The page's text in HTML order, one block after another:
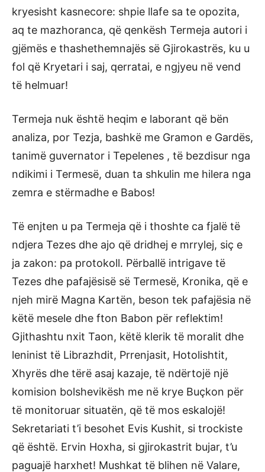
kryesisht kasnecore: shpie llafe sa te opozita,
aq te mazhoranca, që qenkësh Termeja autori i
gjëmës e thashethemnajës së Gjirokastrës, ku u
fol që Kryetari i saj, qerratai, e ngjyeu në vend
të helmuar!
Termeja nuk është heqim e laborant që bën
analiza, por Tezja, bashkë me Gramon e Gardës,
tanimë guvernator i Tepelenes , të bezdisur nga
ndikimi i Termesë, duan ta shkulin me hilera nga
zemra e stërmadhe e Babos!
Të enjten u pa Termeja që i thoshte ca fjalë të
ndjera Tezes dhe ajo që dridhej e mrrylej, siç e
ja zakon: pa protokoll. Përballë intrigave të
Tezes dhe pafajësisë së Termesë, Kronika, që e
njeh mirë Magna Kartën, beson tek pafajësia në
këtë mesele dhe fton Babon për reflektim!
Gjithashtu nxit Taon, këtë klerik të moralit dhe
leninist të Librazhdit, Prrenjasit, Hotolishtit,
Xhyrës dhe tërë asaj kazaje, të ndërtojë një
komision bolshevikësh me në krye Buçkon për
të monitoruar situatën, që të mos eskalojë!
Sekretariati t’i besohet Evis Kushit, si trockiste
që është. Ervin Hoxha, si gjirokastrit bujar, t’u
paguajë harxhet! Mushkat të blihen në Valare,